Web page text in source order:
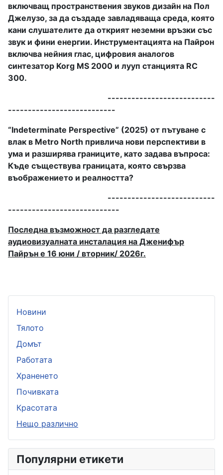
включващ пространствения звуков дизайн на Пол
Джелузо, за да създаде завладяваща среда, която
кани слушателите да открият неземни връзки със
звук и фини енергии. Инструментацията на Пайрон
включва нейния глас, цифровия аналогов
синтезатор Korg MS 2000 и лууп станцията RC
300.
---------------------------
---------------------------
“Indeterminate Perspective” (2025) от пътуване с
влак в Metro North привлича нови перспективи в
ума и разширява границите, като задава въпроса:
Къде съществува границата, която свързва
въображението и реалността?
---------------------------
----------------------------
Последна възможност да разгледате
аудиовизуалната инсталация на Дженифър
Пайрън е 16 юни / вторник/ 2026г.
Новини
Тялото
Домът
Работата
Храненето
Почивката
Красотата
Нещо различно
Популярни етикети